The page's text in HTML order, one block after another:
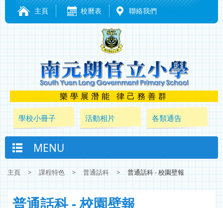
主頁 校曆表 聯絡我們
樂學展潛能 律己務善群
學校小冊子 活動相片 各類通告
MENU
主頁 > 課程特色 > 普通話科 > 普通話科 - 校園壁報
普通話科 - 校園壁報